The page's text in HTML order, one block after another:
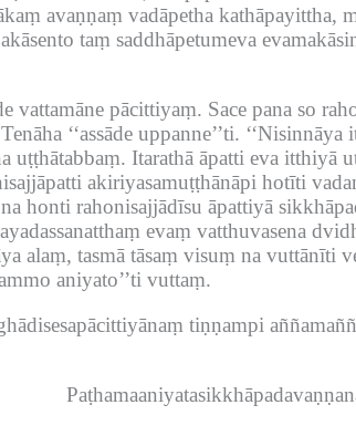
avaṇṇaṃ vadāpetha kathāpayittha,
taṃ saddhāpetumeva
vattamāne pācittiyaṃ. Sace pana so
Tenāha ‘‘assāde uppanne’’ti. ‘‘Nisinnāya
uṭṭhātabbaṃ. Itarathā āpatti eva itthiyā
akiriyasamuṭṭhānāpi hotīti
honti rahonisajjādīsu āpattiyā
evaṃ vatthuvasena
alaṃ, tasmā tāsaṃ visuṃ na vuttānīti
aniyato’’ti vuttaṃ.
tiṇṇampi